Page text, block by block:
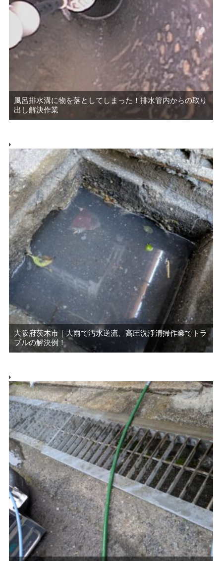
風呂排水溝に物を落としてしまった！排水管内からの取り
出し解決作業
大阪府茨木市｜大雨で汚水逆流、高圧洗浄清掃作業でトラ
ブルの解決例！